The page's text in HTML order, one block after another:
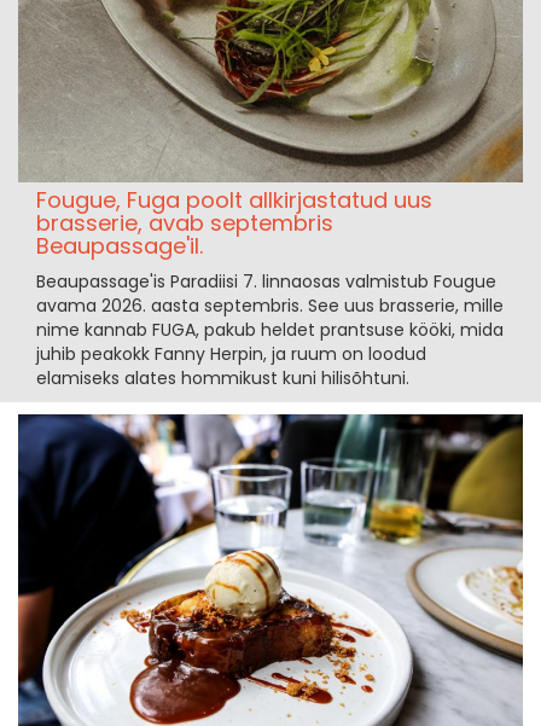
Fougue, Fuga poolt allkirjastatud uus
brasserie, avab septembris
Beaupassage'il.
Beaupassage'is Paradiisi 7. linnaosas valmistub Fougue
avama 2026. aasta septembris. See uus brasserie, mille
nime kannab FUGA, pakub heldet prantsuse kööki, mida
juhib peakokk Fanny Herpin, ja ruum on loodud
elamiseks alates hommikust kuni hilisõhtuni.